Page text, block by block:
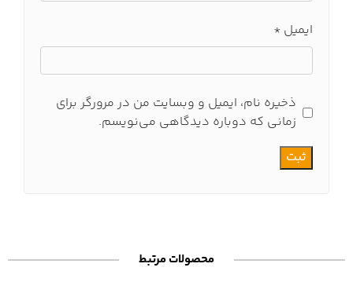
ایمیل *
ذخیره نام، ایمیل و وبسایت من در مرورگر برای
زمانی که دوباره دیدگاهی می‌نویسم.
محصولات مرتبط